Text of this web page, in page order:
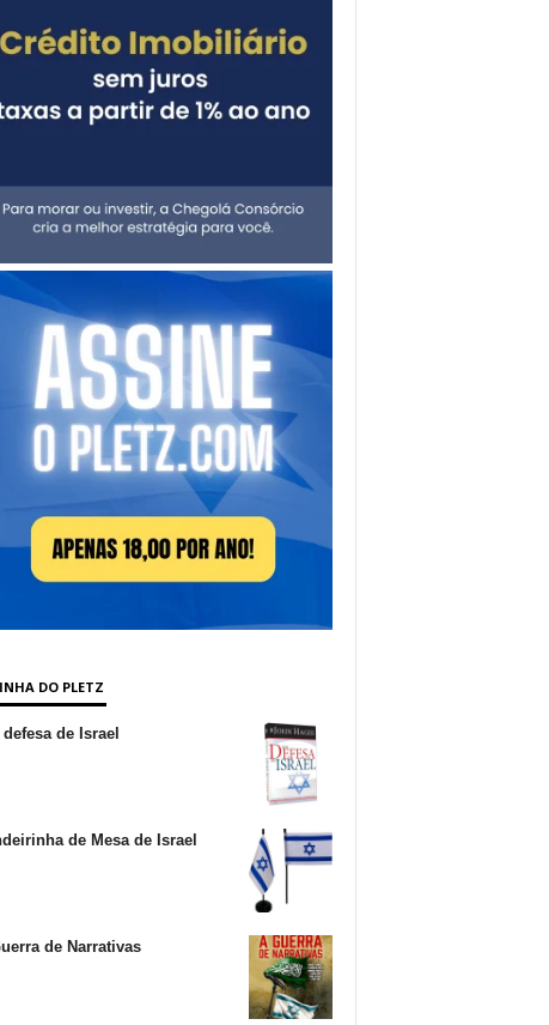
DO PLETZ
defesa de Israel
de Mesa de Israel
de Narrativas